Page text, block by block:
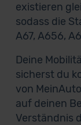
existieren
sodass die
A67, A656,
Deine
sicherst du
von
auf deinen
Verständnis